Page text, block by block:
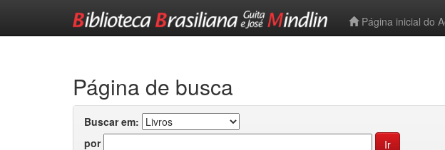
Página inicial do
Página de busca
Buscar em:
por